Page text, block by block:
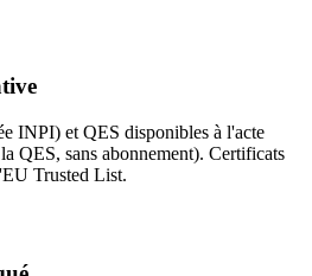
INPI) et QES disponibles à l'acte
QES, sans abonnement). Certificats
Trusted List.